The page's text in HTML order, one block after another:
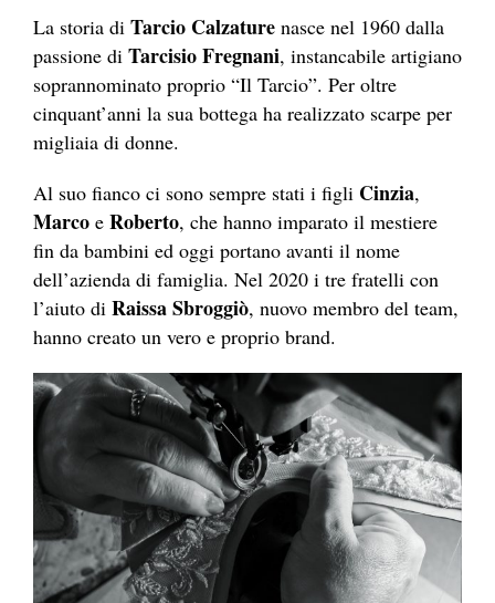
La storia di Tarcio Calzature nasce nel 1960 dalla
passione di Tarcisio Fregnani, instancabile artigiano
soprannominato proprio “Il Tarcio”. Per oltre
cinquant’anni la sua bottega ha realizzato scarpe per
migliaia di donne.
Al suo fianco ci sono sempre stati i figli Cinzia,
Marco e Roberto, che hanno imparato il mestiere
fin da bambini ed oggi portano avanti il nome
dell’azienda di famiglia. Nel 2020 i tre fratelli con
l’aiuto di Raissa Sbroggiò, nuovo membro del team,
hanno creato un vero e proprio brand.